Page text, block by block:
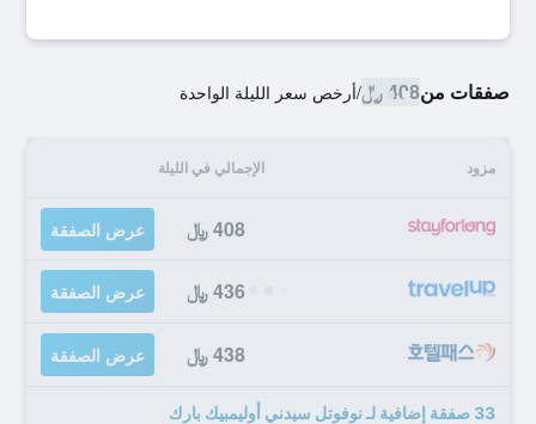
صفقات من408 ﷼ /أرخص سعر الليلة الواحدة
مزود الإجمالي في الليلة
408 ﷼ عرض الصفقة
436 ﷼ عرض الصفقة
438 ﷼ عرض الصفقة
33 صفقة إضافية لـ نوفوتل سيدني أوليمبيك بارك